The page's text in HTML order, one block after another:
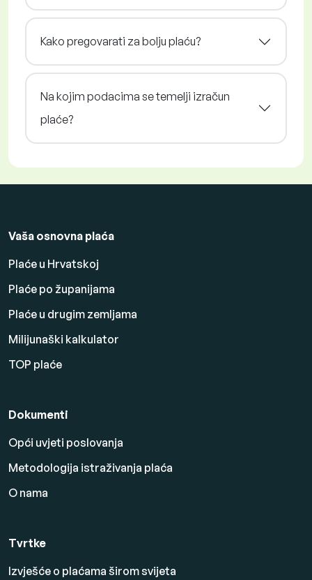
Kako pregovarati za bolju plaću?
Na kojim podacima se temelji izračun
plaće?
Vaša osnovna plaća
Plaće u Hrvatskoj
Plaće po županijama
Plaće u drugim zemljama
Milijunaški kalkulator
TOP plaće
Dokumenti
Opći uvjeti poslovanja
Metodologija istraživanja plaća
O nama
Tvrtke
Izvješće o plaćama širom svijeta